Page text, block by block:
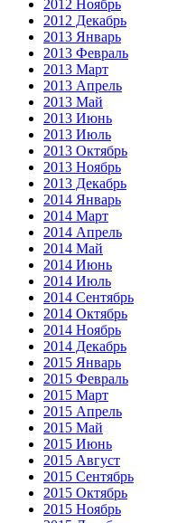
2012 Ноябрь
2012 Декабрь
2013 Январь
2013 Февраль
2013 Март
2013 Апрель
2013 Май
2013 Июнь
2013 Июль
2013 Октябрь
2013 Ноябрь
2013 Декабрь
2014 Январь
2014 Март
2014 Апрель
2014 Май
2014 Июнь
2014 Июль
2014 Сентябрь
2014 Октябрь
2014 Ноябрь
2014 Декабрь
2015 Январь
2015 Февраль
2015 Март
2015 Апрель
2015 Май
2015 Июнь
2015 Август
2015 Сентябрь
2015 Октябрь
2015 Ноябрь